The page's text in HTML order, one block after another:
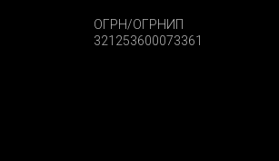
ОГРН/ОГРНИП
321253600073361